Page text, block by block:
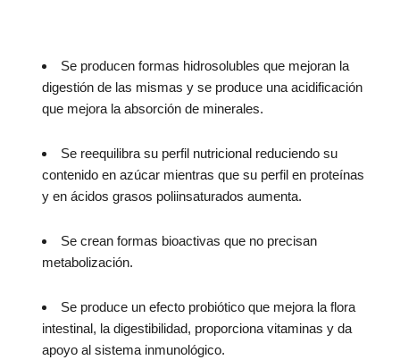
Se producen formas hidrosolubles que mejoran la
digestión de las mismas y se produce una acidificación
que mejora la absorción de minerales.
Se reequilibra su perfil nutricional reduciendo su
contenido en azúcar mientras que su perfil en proteínas
y en ácidos grasos poliinsaturados aumenta.
Se crean formas bioactivas que no precisan
metabolización.
Se produce un efecto probiótico que mejora la flora
intestinal, la digestibilidad, proporciona vitaminas y da
apoyo al sistema inmunológico.